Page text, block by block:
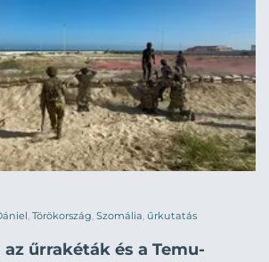
Törökország Szomália űrkutatás
űrrakéták és a Temu-